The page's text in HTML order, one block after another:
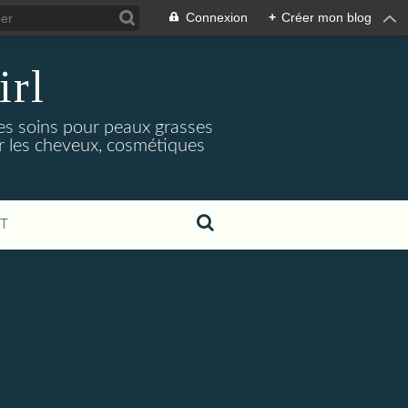
Connexion + Créer mon blog
soins pour peaux grasses
les cheveux, cosmétiques